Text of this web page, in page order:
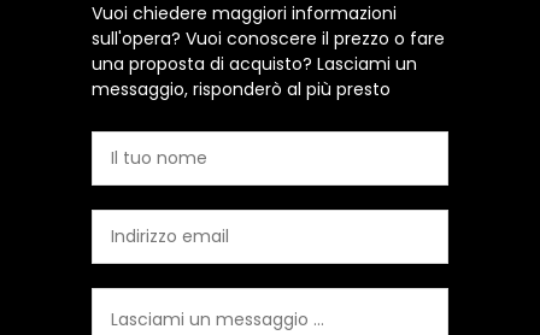
Vuoi chiedere maggiori informazioni
sull'opera? Vuoi conoscere il prezzo o fare
una proposta di acquisto? Lasciami un
messaggio, risponderò al più presto